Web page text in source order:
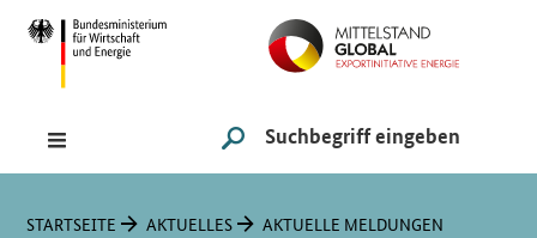
Suche
SUCHE STARTEN
Sie sind hier:
STARTSEITE AKTUELLES AKTUELLE MELDUNGEN